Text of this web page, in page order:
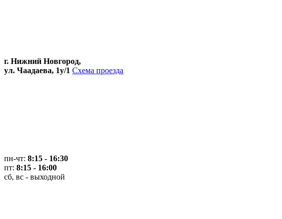
г. Нижний Новгород,
ул. Чаадаева, 1у/1 Схема проезда
пн-чт: 8:15 - 16:30
пт: 8:15 - 16:00
сб, вс - выходной